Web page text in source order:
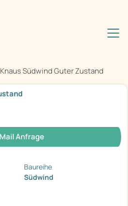
Knaus Südwind Guter Zustand
Anfrage
Baureihe
Südwind